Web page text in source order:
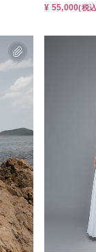
¥ 55,000(税